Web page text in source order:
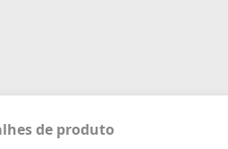
de produto